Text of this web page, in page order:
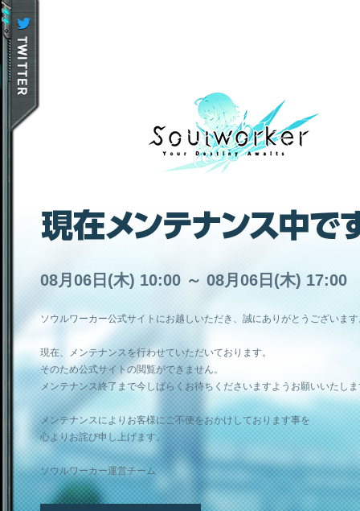
08月06日(木) 10:00 ～ 08月06日(木) 17:00
ソウルワーカー公式サイトにお越しいただき、誠にありがとうございま
現在、メンテナンスを行わせていただいております。
そのため公式サイトの閲覧ができません。
メンテナンス終了まで今しばらくお待ちくださいますようお願いいたし
メンテナンスによりお客様にご不便をおかけしております事を
心よりお詫び申し上げます。
ソウルワーカー運営チーム